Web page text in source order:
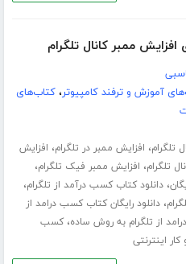
آموزش و ترفند کامپیوتر،کتاب‌های
تلگرام، افزایش ممبر در تلگرام، افزایش
تلگرام، افزایش ممبر فیک تلگرام،
،دانلود کتاب کسب درآمد از تلگرام،
،دانلود رایگان کتاب کسب درامد از
از تلگرام به روش ساده،کسب
اینترنتی